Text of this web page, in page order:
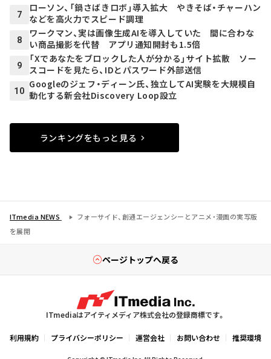
7
ローソン、「鍋さばきロボ」導入拡大 やきそば・チャーハン
などを高火力でスピード調理
8
ワークマン、実は画像生成AIを導入していた 間に合わな
い商品撮影を代替 アプリ通知開封も1.5倍
9
「Xであなたをブロックした人が分かる」サイト拡散 ソー
スコードを見たら、IDとパスワード外部送信
10
Googleのジェフ・ディーン氏、独立してAI実験を大規模自
動化する新会社Discovery Loop設立
ランキングをもっと見る
ITmedia NEWS
フォーサイド、創通エージェンシーとアニメ・漫画の実写版
を展開
ページトップへ戻る
ITmediaはアイティメディア株式会社の登録商標です。
利用規約 プライバシーポリシー 運営会社 お問い合わせ 推奨環境